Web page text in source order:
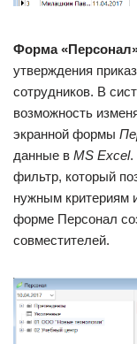
Форма
утверждения
сотрудников. В
возможность
экранной формы
данные в MS Excel.
фильтр, который
нужным критериям
форме Персонал
совместителей.